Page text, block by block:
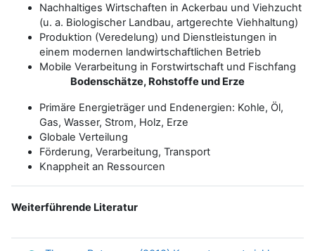
Nachhaltiges Wirtschaften in Ackerbau und Viehzucht
(u. a. Biologischer Landbau, artgerechte Viehhaltung)
Produktion (Veredelung) und Dienstleistungen in
einem modernen landwirtschaftlichen Betrieb
Mobile Verarbeitung in Forstwirtschaft und Fischfang
Bodenschätze, Rohstoffe und Erze
Primäre Energieträger und Endenergien: Kohle, Öl,
Gas, Wasser, Strom, Holz, Erze
Globale Verteilung
Förderung, Verarbeitung, Transport
Knappheit an Ressourcen
Weiterführende Literatur